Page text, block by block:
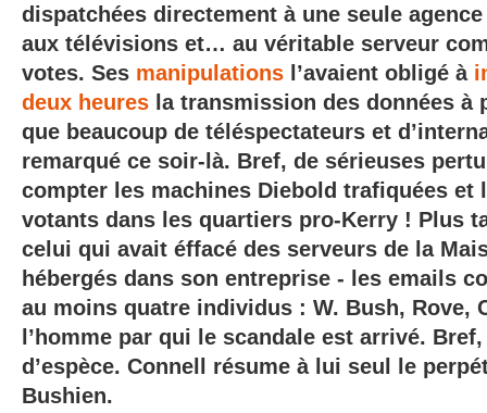
dispatchées directement à une seule agence
aux télévisions et… au véritable serveur
votes. Ses manipulations l’avaient obligé à
deux heures la transmission des données à
que beaucoup de téléspectateurs et
remarqué ce soir-là. Bref, de sérieuses
compter les machines Diebold trafiquées et
votants dans les quartiers pro-Kerry ! Plus
celui qui avait éffacé des serveurs de la
hébergés dans son entreprise - les emails
au moins quatre individus : W. Bush, Rove,
l’homme par qui le scandale est arrivé.
d’espèce. Connell résume à lui seul le
Bushien.